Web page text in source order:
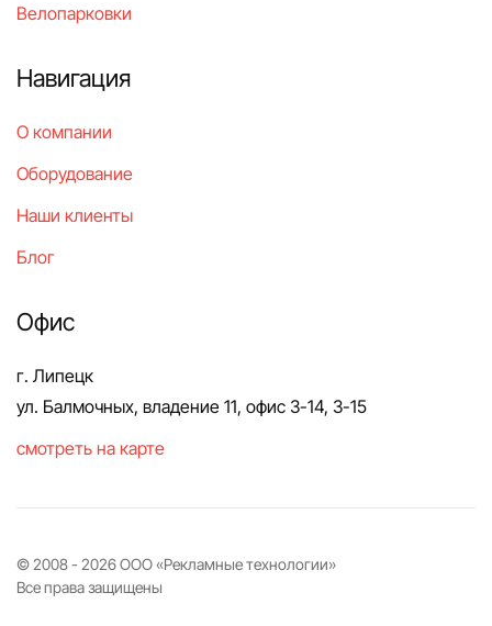
Велопарковки
Навигация
О компании
Оборудование
Наши клиенты
Блог
Офис
г. Липецк
ул. Балмочных, владение 11, офис 3-14, 3-15
смотреть на карте
© 2008 - 2026ООО «Рекламные технологии»
Все права защищены